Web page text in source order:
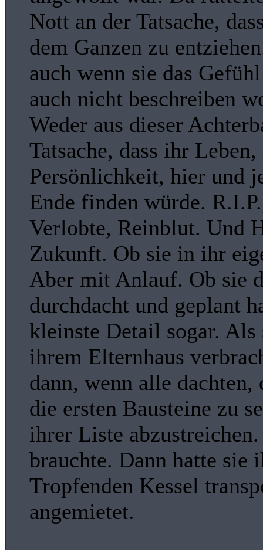
Nott an der Tatsache,
dem Ganzen zu
auch wenn sie das
auch nicht beschreiben
Weder aus dieser
Tatsache, dass ihr
Persönlichkeit, hier und
Ende finden würde.
Verlobte, Reinblut. Und
Zukunft. Ob sie in ihr
Aber mit Anlauf. Ob sie
durchdacht und geplant
kleinste Detail sogar. Als
ihrem Elternhaus
dann, wenn alle
die ersten Bausteine zu
ihrer Liste
brauchte. Dann hatte sie
Tropfenden Kessel
angemietet.